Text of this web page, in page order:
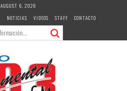
AUGUST 6, 2026
NOTICIAS VIDEOS STAFF CONTACTO